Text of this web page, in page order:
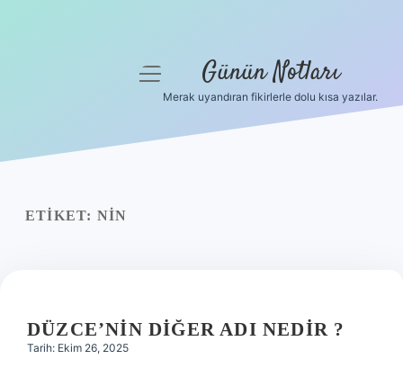
Yasal Uyarı
menüyü
Günün Notları
Merak uyandıran fikirlerle dolu kısa yazılar.
ETIKET: NIN
DÜZCE’NIN DIĞER ADI NEDIR ?
Tarih: Ekim 26, 2025